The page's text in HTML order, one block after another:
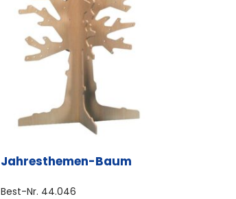
Jahresthemen-Baum
Best-Nr. 44.046